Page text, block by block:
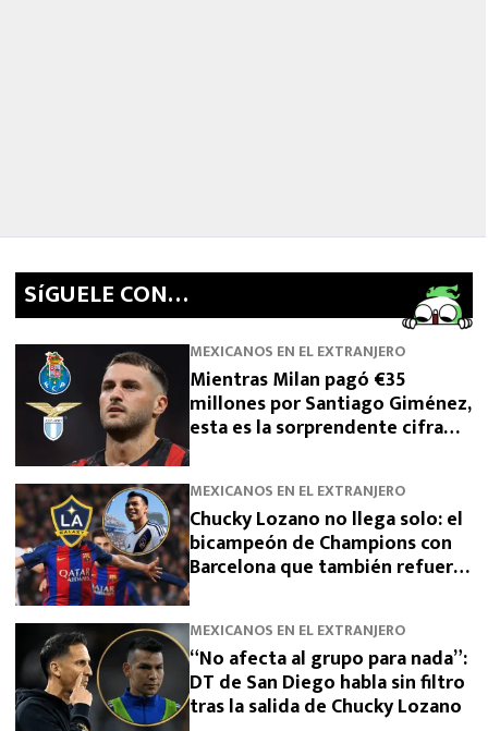
SíGUELE CON…
MEXICANOS EN EL EXTRANJERO
Mientras Milan pagó €35
millones por Santiago Giménez,
esta es la sorprendente cifra
MEXICANOS EN EL EXTRANJERO
Chucky Lozano no llega solo: el
bicampeón de Champions con
Barcelona que también refuerza
MEXICANOS EN EL EXTRANJERO
“No afecta al grupo para nada”:
DT de San Diego habla sin filtro
tras la salida de Chucky Lozano